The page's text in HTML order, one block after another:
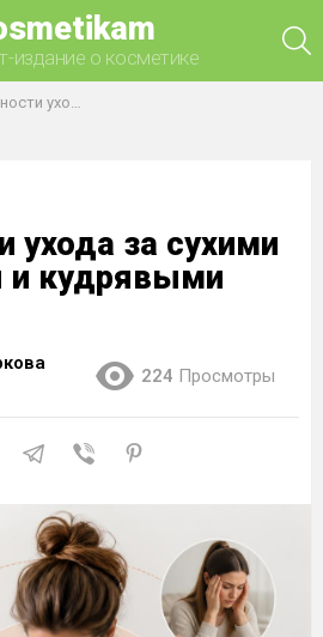
издание о косметике
вьющимися и кудрявыми волосами
ухода за сухими
кудрявыми
224 Просмотры